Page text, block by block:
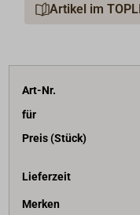
Artikel im
Art-Nr.
für
Preis (Stück)
Lieferzeit
Merken